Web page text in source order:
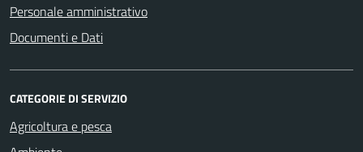
Personale amministrativo
Documenti e Dati
CATEGORIE DI SERVIZIO
Agricoltura e pesca